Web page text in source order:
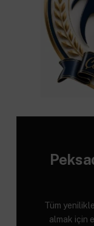
Tüm
almak için